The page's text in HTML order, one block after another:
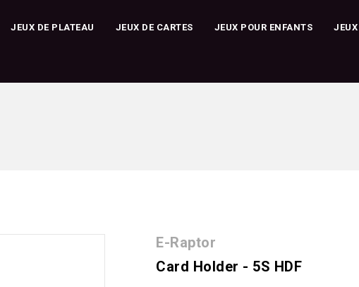
JEUX DE PLATEAU JEUX DE CARTES JEUX POUR ENFANTS JEUX
E-Raptor
Card Holder - 5S HDF